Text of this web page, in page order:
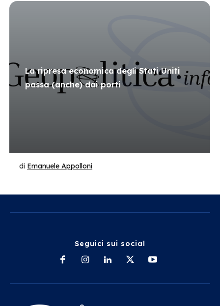
La ripresa economica degli Stati Uniti
passa (anche) dai porti
di Emanuele Appolloni
Seguici sui social